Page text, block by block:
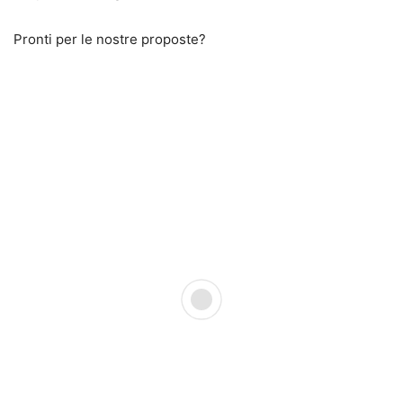
Pronti per le nostre proposte?